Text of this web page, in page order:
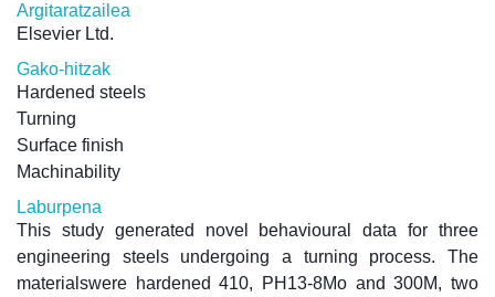
Argitaratzailea
Elsevier Ltd.
Gako-hitzak
Hardened steels
Turning
Surface finish
Machinability
Laburpena
This study generated novel behavioural data for three
engineering steels undergoing a turning process. The
materialswere hardened 410, PH13-8Mo and 300M, two